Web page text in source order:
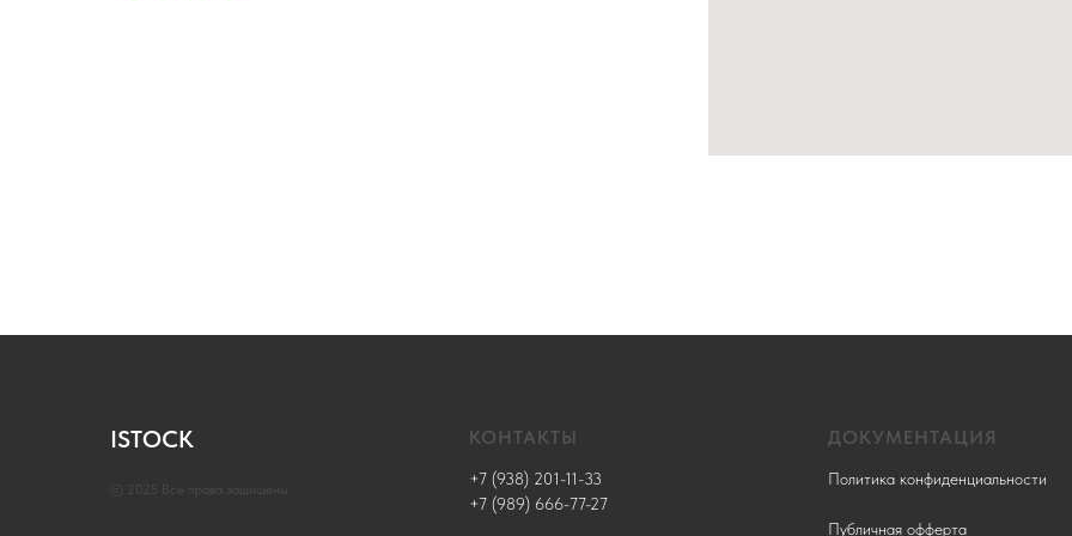
ISTOCK
© 2025 Все права защищены
КОНТАКТЫ
+7 (938) 201-11-33
+7 (989) 666-77-27
ДОКУМЕНТАЦИЯ
Политика конфиденциальности
Публичная офферта